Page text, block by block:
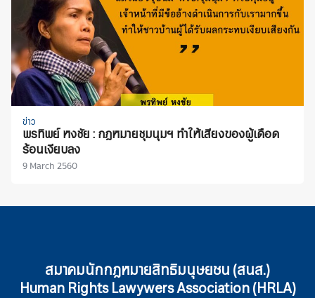
ข่าว
พรทิพย์ หงชัย : กฎหมายชุมนุมฯ ทำให้เสียงของผู้เดือด
ร้อนเงียบลง
9 March 2560
สมาคมนักกฎหมายสิทธิมนุษยชน (สนส.)
Human Rights Lawywers Association (HRLA)